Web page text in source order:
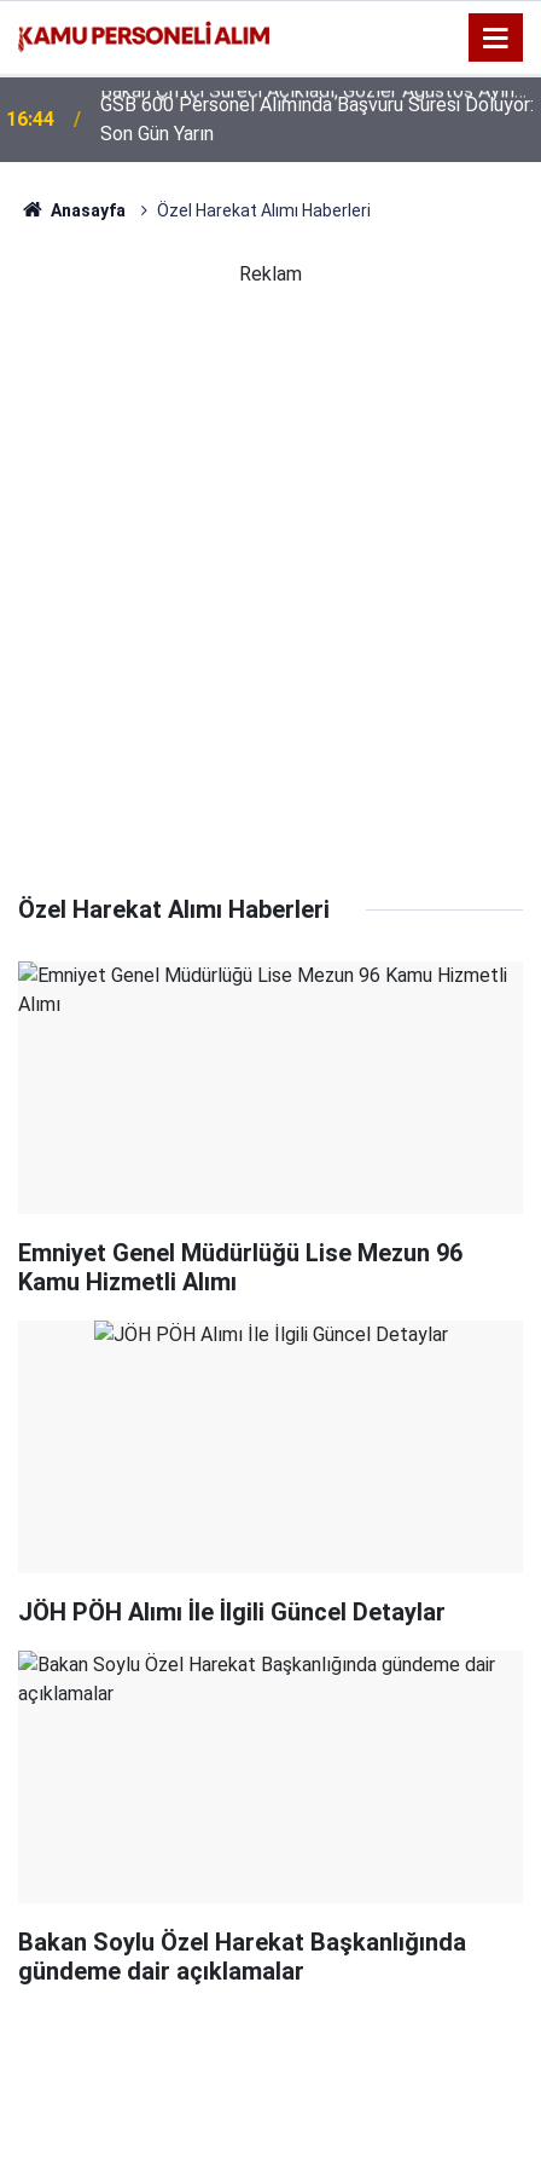
16:44
GSB 600 Personel Alımında Başvuru Süresi Doluyor:
Son Gün Yarın
Anasayfa Özel Harekat Alımı Haberleri
Reklam
Özel Harekat Alımı Haberleri
Emniyet Genel Müdürlüğü Lise Mezun 96
Kamu Hizmetli Alımı
JÖH PÖH Alımı İle İlgili Güncel Detaylar
Bakan Soylu Özel Harekat Başkanlığında
gündeme dair açıklamalar